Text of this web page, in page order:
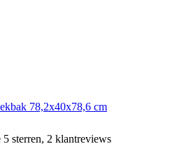
78,2x40x78,6 cm
sterren, 2 klantreviews